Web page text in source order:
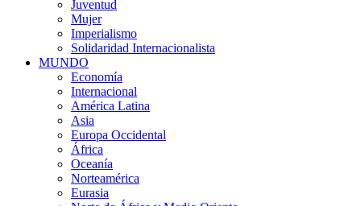
Juventud
Mujer
Imperialismo
Solidaridad Internacionalista
MUNDO
Economía
Internacional
América Latina
Asia
Europa Occidental
África
Oceanía
Norteamérica
Eurasia